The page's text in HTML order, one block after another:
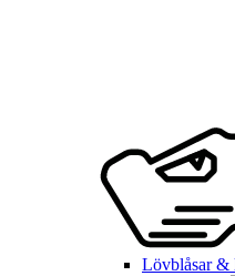
Lövblåsar &